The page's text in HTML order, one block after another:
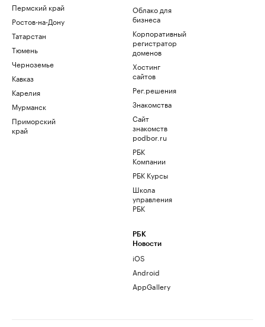
Пермский край
Ростов-на-Дону
Татарстан
Тюмень
Черноземье
Кавказ
Карелия
Мурманск
Приморский
край
Облако для
бизнеса
Корпоративный
регистратор
доменов
Хостинг
сайтов
Рег.решения
Знакомства
Сайт
знакомств
podbor.ru
РБК
Компании
РБК Курсы
Школа
управления
РБК
РБК
Новости
iOS
Android
AppGallery